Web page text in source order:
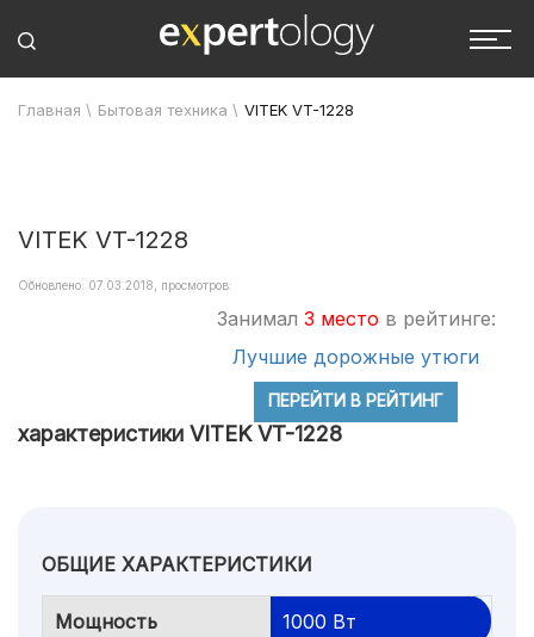
Главная \ Бытовая техника \ VITEK VT-1228
VITEK VT-1228
Обновлено: 07.03.2018, просмотров:
Занимал 3 место в рейтинге:
Лучшие дорожные утюги
ПЕРЕЙТИ В РЕЙТИНГ
характеристики VITEK VT-1228
ОБЩИЕ ХАРАКТЕРИСТИКИ
Мощность 1000 Вт